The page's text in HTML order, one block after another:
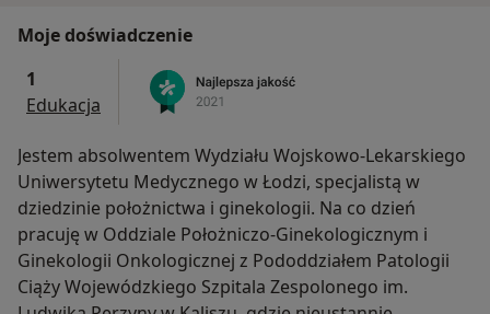
Moje doświadczenie
1
Edukacja
Jestem absolwentem Wydziału Wojskowo-Lekarskiego
Uniwersytetu Medycznego w Łodzi, specjalistą w
dziedzinie położnictwa i ginekologii. Na co dzień
pracuję w Oddziale Położniczo-Ginekologicznym i
Ginekologii Onkologicznej z Pododdziałem Patologii
Ciąży Wojewódzkiego Szpitala Zespolonego im.